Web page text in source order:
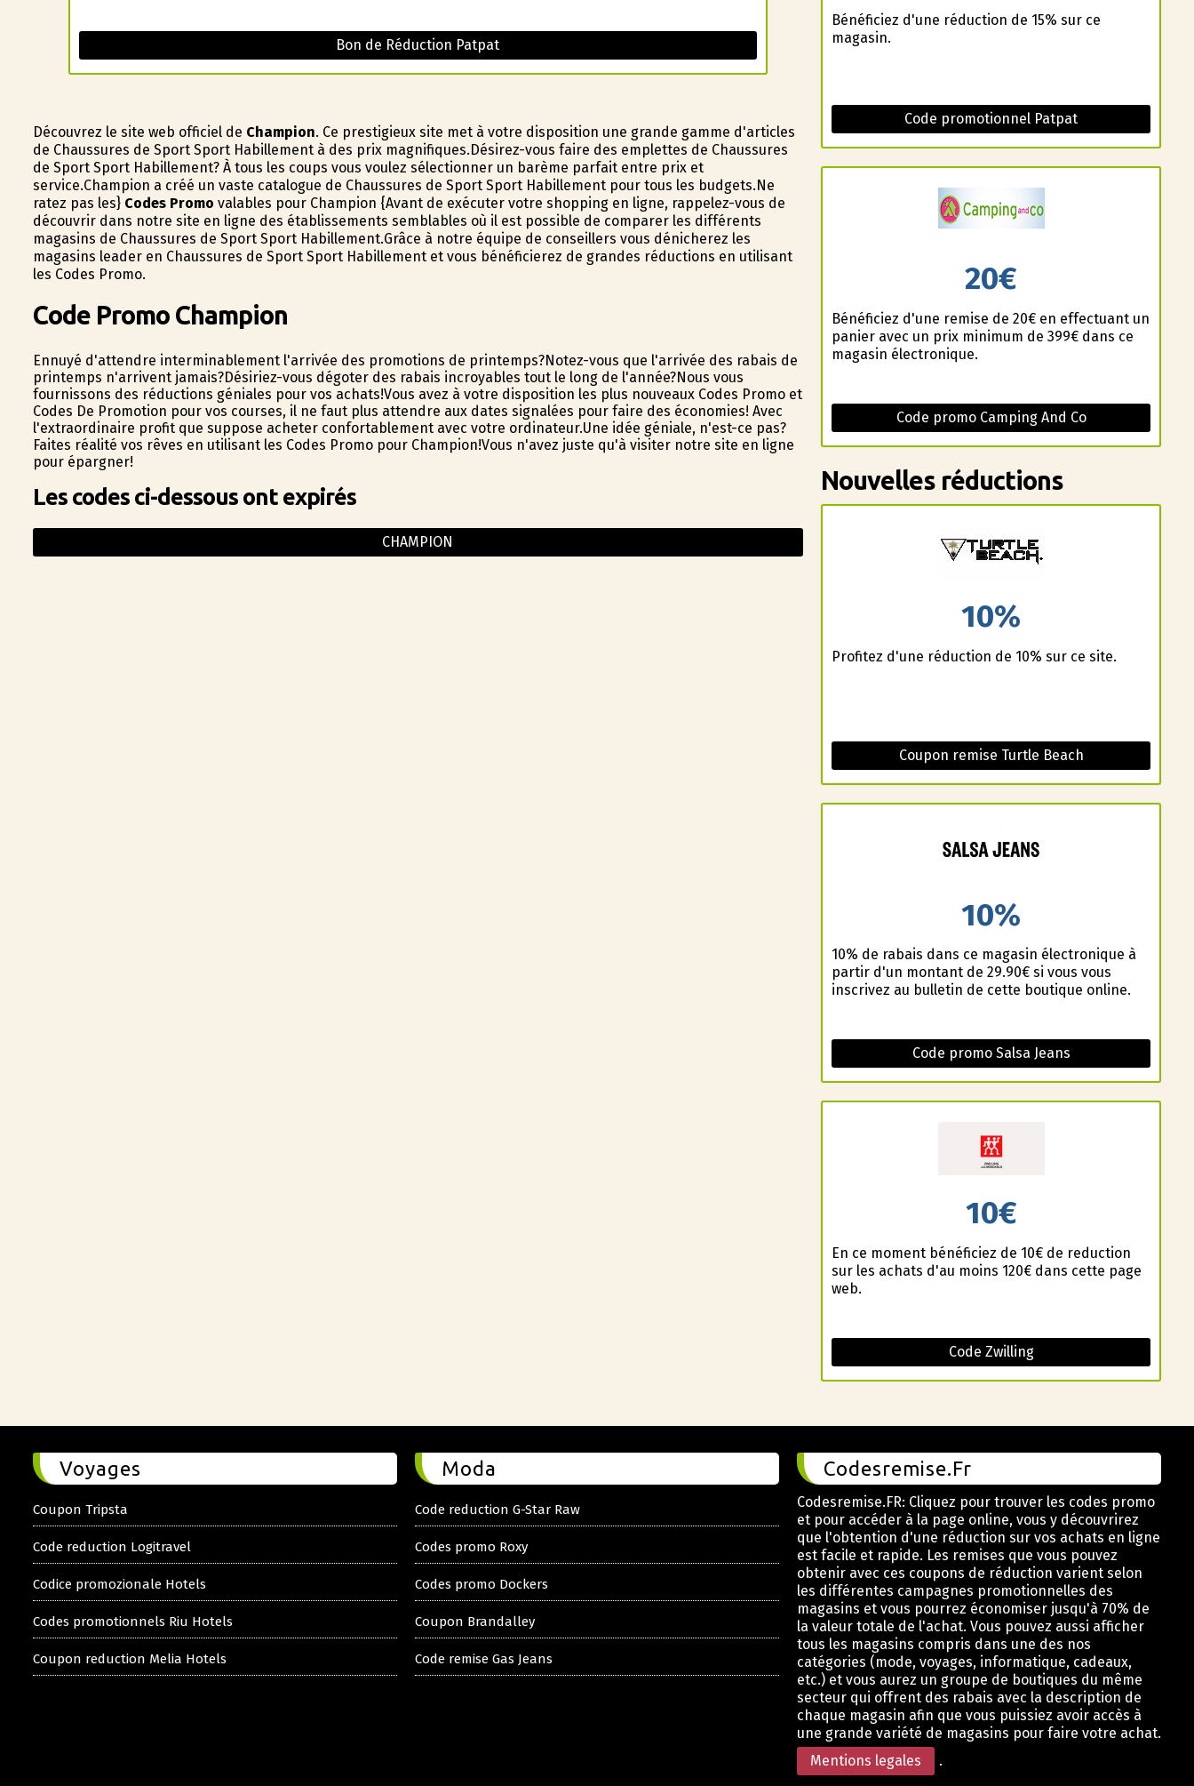
Bon de Réduction Patpat
Découvrez le site web officiel de Champion. Ce prestigieux site met à votre disposition une grande gamme d'articles
de Chaussures de Sport Sport Habillement à des prix magnifiques.Désirez-vous faire des emplettes de Chaussures
de Sport Sport Habillement? À tous les coups vous voulez sélectionner un barème parfait entre prix et
service.Champion a créé un vaste catalogue de Chaussures de Sport Sport Habillement pour tous les budgets.Ne
ratez pas les} Codes Promo valables pour Champion {Avant de exécuter votre shopping en ligne, rappelez-vous de
découvrir dans notre site en ligne des établissements semblables où il est possible de comparer les différents
magasins de Chaussures de Sport Sport Habillement.Grâce à notre équipe de conseillers vous dénicherez les
magasins leader en Chaussures de Sport Sport Habillement et vous bénéficierez de grandes réductions en utilisant
les Codes Promo.
Code Promo Champion
Ennuyé d'attendre interminablement l'arrivée des promotions de printemps?Notez-vous que l'arrivée des rabais de
printemps n'arrivent jamais?Désiriez-vous dégoter des rabais incroyables tout le long de l'année?Nous vous
fournissons des réductions géniales pour vos achats!Vous avez à votre disposition les plus nouveaux Codes Promo et
Codes De Promotion pour vos courses, il ne faut plus attendre aux dates signalées pour faire des économies! Avec
l'extraordinaire profit que suppose acheter confortablement avec votre ordinateur.Une idée géniale, n'est-ce pas?
Faites réalité vos rêves en utilisant les Codes Promo pour Champion!Vous n'avez juste qu'à visiter notre site en ligne
pour épargner!
Les codes ci-dessous ont expirés
CHAMPION
Bénéficiez d'une réduction de 15% sur ce
magasin.
Code promotionnel Patpat
20€
Bénéficiez d'une remise de 20€ en effectuant un
panier avec un prix minimum de 399€ dans ce
magasin électronique.
Code promo Camping And Co
Nouvelles réductions
10%
Profitez d'une réduction de 10% sur ce site.
Coupon remise Turtle Beach
10%
10% de rabais dans ce magasin électronique à
partir d'un montant de 29.90€ si vous vous
inscrivez au bulletin de cette boutique online.
Code promo Salsa Jeans
10€
En ce moment bénéficiez de 10€ de reduction
sur les achats d'au moins 120€ dans cette page
web.
Code Zwilling
Voyages
Coupon Tripsta
Code reduction Logitravel
Codice promozionale Hotels
Codes promotionnels Riu Hotels
Coupon reduction Melia Hotels
Moda
Code reduction G-Star Raw
Codes promo Roxy
Codes promo Dockers
Coupon Brandalley
Code remise Gas Jeans
Codesremise.Fr
Codesremise.FR: Cliquez pour trouver les codes promo
et pour accéder à la page online, vous y découvrirez
que l'obtention d'une réduction sur vos achats en ligne
est facile et rapide. Les remises que vous pouvez
obtenir avec ces coupons de réduction varient selon
les différentes campagnes promotionnelles des
magasins et vous pourrez économiser jusqu'à 70% de
la valeur totale de l'achat. Vous pouvez aussi afficher
tous les magasins compris dans une des nos
catégories (mode, voyages, informatique, cadeaux,
etc.) et vous aurez un groupe de boutiques du même
secteur qui offrent des rabais avec la description de
chaque magasin afin que vous puissiez avoir accès à
une grande variété de magasins pour faire votre achat.
Mentions legales
.